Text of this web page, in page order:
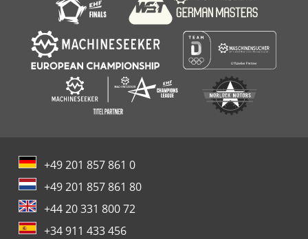
+49 201 857 861 0
+49 201 857 861 80
+44 20 331 800 72
+34 911 433 456